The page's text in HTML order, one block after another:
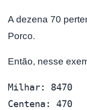
A dezena 70
Porco.
Então, nesse
Milhar: 8470
Centena: 470